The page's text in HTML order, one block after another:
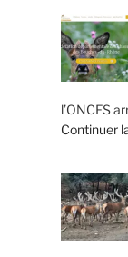
l’ONCFS
Continuer